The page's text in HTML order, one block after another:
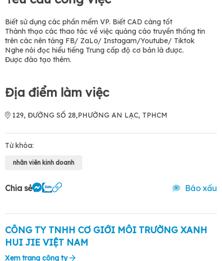
Biết sử dụng các phần mểm VP. Biết CAD càng tốt
Thành thạo các thao tác về việc quảng cáo truyền thống tin
trên các nên tảng FB/ ZaLo/ Instagam/Youtube/ Tiktok
Nghe nói đọc hiểu tiếng Trung cấp độ cơ bản là được.
Được đào tạo thêm.
Địa điểm làm việc
129, ĐƯỜNG SỐ 28,PHƯỜNG AN LẠC, TPHCM
Từ khóa:
nhân viên kinh doanh
Chia sẻ Báo xấu
CÔNG TY TNHH CƠ GIỚI MÔI TRƯỜNG XANH
HUI JIE VIỆT NAM
Xem trang công ty